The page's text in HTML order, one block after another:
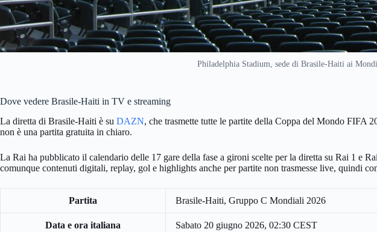
Philadelphia Stadium, sede di Brasile-Haiti ai
Dove vedere Brasile-Haiti in TV e streaming
La diretta di Brasile-Haiti è su DAZN, che trasmette tutte le partite della Coppa del Mondo FIFA
non è una partita gratuita in chiaro.
La Rai ha pubblicato il calendario delle 17 gare della fase a gironi scelte per la diretta su Rai 1 e
comunque contenuti digitali, replay, gol e highlights anche per partite non trasmesse live, quindi
Partita Brasile-Haiti, Gruppo C Mondiali 2026
Data e ora italiana Sabato 20 giugno 2026, 02:30 CEST